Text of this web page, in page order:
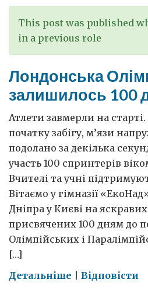
This post was published
in a previous role
Лондонська
залишилось 100
Атлети завмерли на
початку забігу, м’язи
подолано за декілька
участь 100 спринтерів
Вчителі та учні
Вітаємо у гімназії
Дніпра у Києві на
присвячених 100 дням до
Олімпійських і
[…]
Детальніше onВідповісти